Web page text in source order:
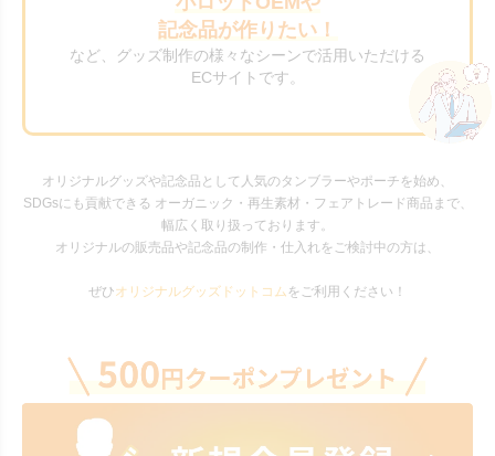
記念品が作りたい！
など、グッズ制作の様々なシーンで活用いただける
ECサイトです。
オリジナルグッズや記念品として人気のタンブラーやポーチを始め、
SDGsにも貢献できる オーガニック・再生素材・フェアトレード商品まで、
幅広く取り扱っております。
オリジナルの販売品や記念品の制作・仕入れをご検討中の方は、
ぜひオリジナルグッズドットコム をご利用ください！